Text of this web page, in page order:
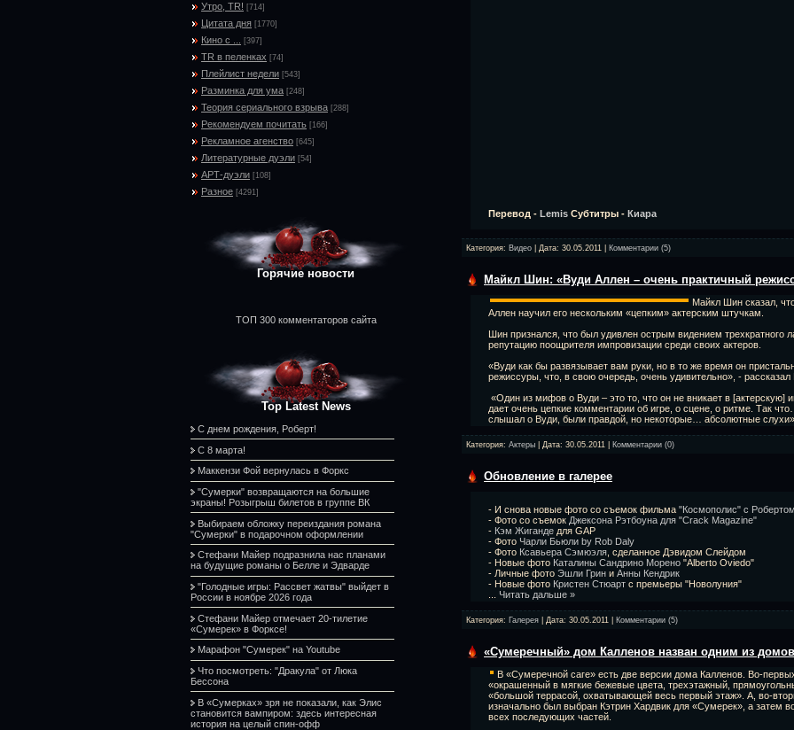
Утро, TR! [714]
Цитата дня [1770]
Кино с ... [397]
TR в пеленках [74]
Плейлист недели [543]
Разминка для ума [248]
Теория сериального взрыва [288]
Рекомендуем почитать [166]
Рекламное агенство [645]
Литературные дуэли [54]
АРТ-дуэли [108]
Разное [4291]
Горячие новости
ТОП 300 комментаторов сайта
Top Latest News
С днем рождения, Роберт!
С 8 марта!
Маккензи Фой вернулась в Форкс
"Сумерки" возвращаются на большие
экраны! Розыгрыш билетов в группе ВК
Выбираем обложку переиздания романа
"Сумерки" в подарочном оформлении
Стефани Майер подразнила нас планами
на будущие романы о Белле и Эдварде
"Голодные игры: Рассвет жатвы" выйдет в
России в ноябре 2026 года
Стефани Майер отмечает 20-тилетие
«Сумерек» в Форксе!
Марафон "Сумерек" на Youtube
Что посмотреть: "Дракула" от Люка
Бессона
В «Сумерках» зря не показали, как Элис
становится вампиром: здесь интересная
история на целый спин-офф
Перевод - Lemis Субтитры - Киара
Категория: Видео | Дата: 30.05.2011 Комментарии (5)
Майкл Шин: «Вуди Аллен – очень практичный
Майкл Шин сказал,
Аллен научил его нескольким «цепким» актерским штучкам.
Шин признался, что был удивлен острым видением
репутацию поощрителя импровизации среди своих актеров.
«Вуди как бы развязывает вам руки, но в то же время он
режиссуры, что, в свою очередь, очень удивительно», - рассказал
«Один из мифов о Вуди – это то, что он не вникает в [актерскую]
дает очень цепкие комментарии об игре, о сцене, о ритме. Так
слышал о Вуди, были правдой, но некоторые… абсолютные
Категория: Актеры | Дата: 30.05.2011 Комментарии (0)
Обновление в галерее
- И снова новые фото со съемок фильма "Космополис" с
- Фото со съемок Джексона Рэтбоуна для "Crack Magazine"
- Кэм Жиганде для GAP
- Фото Чарли Бьюли by Rob Daly
- Фото Ксавьера Сэмюэля , сделанное Дэвидом Слейдом
- Новые фото Каталины Сандрино Морено "Alberto Oviedo"
- Личные фото Эшли Грин и Анны Кендрик
- Новые фото Кристен Стюарт с премьеры "Новолуния"
Читать дальше »
Категория: Галерея | Дата: 30.05.2011 Комментарии (5)
«Сумеречный» дом Калленов назван одним из
В «Сумеречной саге» есть две версии дома Калленов. Во-
«окрашенный в мягкие бежевые цвета, трехэтажный,
«большой террасой, охватывающей весь первый этаж». А, во-
изначально был выбран Кэтрин Хардвик для «Сумерек», а затем
всех последующих частей.